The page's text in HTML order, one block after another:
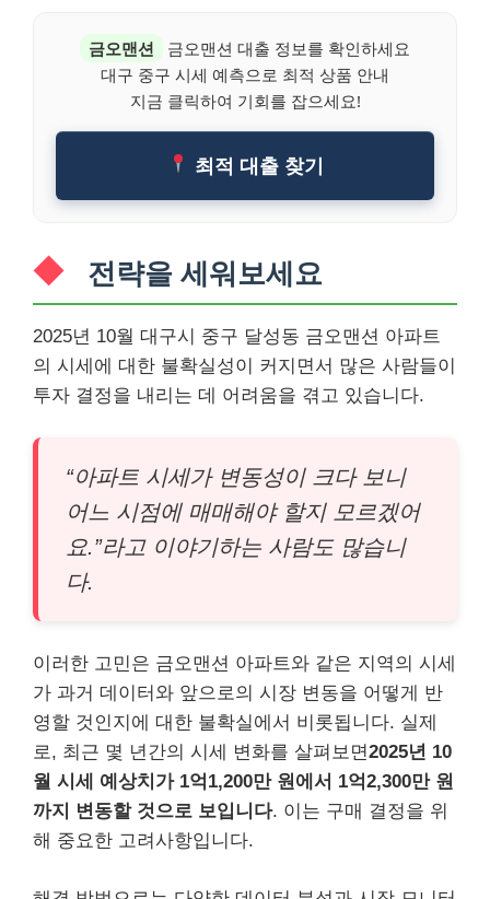
금오맨션
금오맨션 대출 정보를 확인하세요
대구 중구 시세 예측으로 최적 상품 안내
지금 클릭하여 기회를 잡으세요!
최적 대출 찾기
전략을 세워보세요
2025년 10월 대구시 중구 달성동 금오맨션 아파트
의 시세에 대한 불확실성이 커지면서 많은 사람들이
투자 결정을 내리는 데 어려움을 겪고 있습니다.
“아파트 시세가 변동성이 크다 보니
어느 시점에 매매해야 할지 모르겠어
요.”라고 이야기하는 사람도 많습니
다.
이러한 고민은 금오맨션 아파트와 같은 지역의 시세
가 과거 데이터와 앞으로의 시장 변동을 어떻게 반
영할 것인지에 대한 불확실에서 비롯됩니다. 실제
로, 최근 몇 년간의 시세 변화를 살펴보면2025년 10
월 시세 예상치가 1억1,200만 원에서 1억2,300만 원
까지 변동할 것으로 보입니다. 이는 구매 결정을 위
해 중요한 고려사항입니다.